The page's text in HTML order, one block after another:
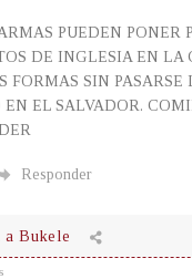
PUEDEN PONER
DE INGLESIA EN
FORMAS SIN
EL SALVADOR.
Responder
a Bukele